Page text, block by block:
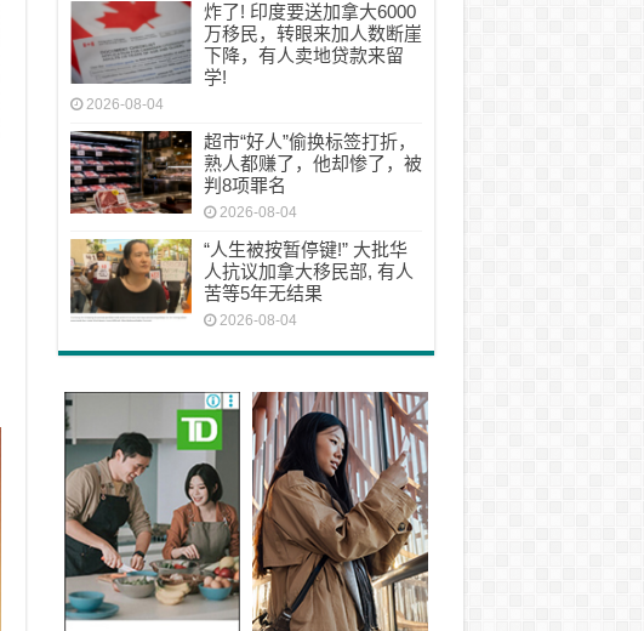
炸了! 印度要送加拿大6000
万移民，转眼来加人数断崖
下降，有人卖地贷款来留
学!
2026-08-04
超市“好人”偷换标签打折，
熟人都赚了，他却惨了，被
判8项罪名
2026-08-04
“人生被按暂停键!” 大批华
人抗议加拿大移民部, 有人
苦等5年无结果
2026-08-04